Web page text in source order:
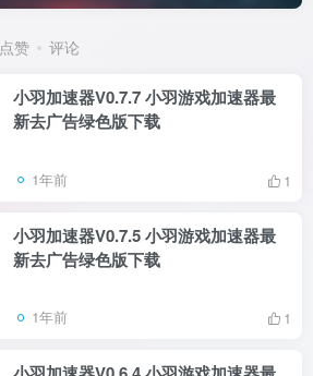
点赞 评论
小羽加速器V0.7.7 小羽游戏加速器最
新去广告绿色版下载
1年前 1
小羽加速器V0.7.5 小羽游戏加速器最
新去广告绿色版下载
1年前 1